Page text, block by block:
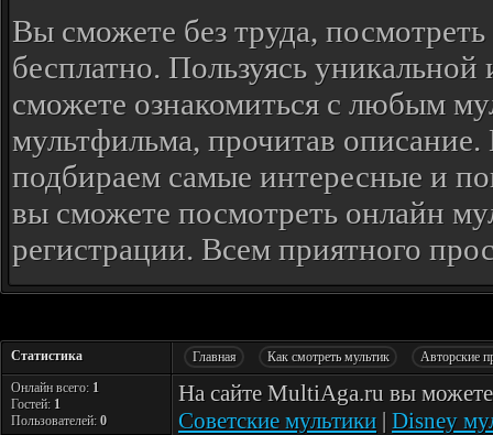
Вы сможете без труда,
бесплатно. Пользуясь
сможете ознакомиться с любым
мультфильма, прочитав
подбираем самые интересные и
вы сможете посмотреть онлайн
регистрации. Всем приятного
Статистика Главная Как смотреть мультик
Авторские
Онлайн всего: 1
Гостей: 1
Пользователей: 0
На сайте MultiAga.ru вы
Советские мультики | Disney